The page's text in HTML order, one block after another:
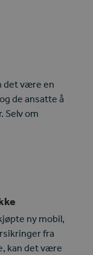
det være en
de ansatte å
Selv om
ny mobil,
fra
kan det være